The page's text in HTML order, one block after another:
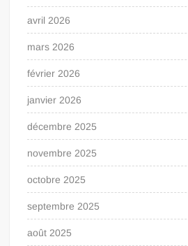
avril 2026
mars 2026
février 2026
janvier 2026
décembre 2025
novembre 2025
octobre 2025
septembre 2025
août 2025